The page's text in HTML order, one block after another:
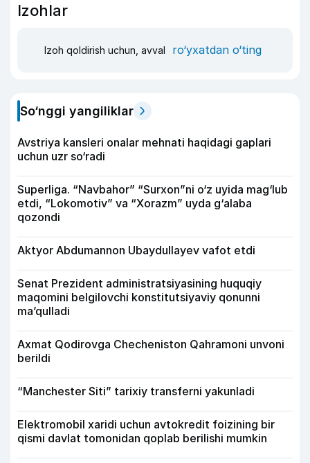
Izohlar
Izoh qoldirish uchun, avval ro‘yxatdan o‘ting
So‘nggi yangiliklar
Avstriya kansleri onalar mehnati haqidagi gaplari
uchun uzr so‘radi
Superliga. “Navbahor” “Surxon”ni o‘z uyida mag‘lub
etdi, “Lokomotiv” va “Xorazm” uyda g‘alaba
qozondi
Aktyor Abdu­mannon Ubaydullayev vafot etdi
Senat Prezident administratsiyasining huquqiy
maqomini belgilovchi konstitutsiyaviy qonunni
ma’qulladi
Axmat Qodirovga Checheniston Qahramoni unvoni
berildi
“Manchester Siti” tarixiy transferni yakunladi
Elektromobil xaridi uchun avtokredit foizining bir
qismi davlat tomonidan qoplab berilishi mumkin